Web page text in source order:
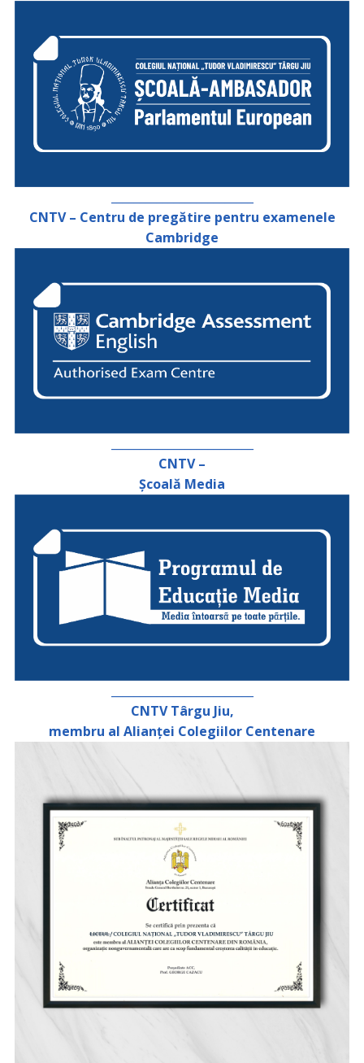
CNTV – Centru de pregătire pentru examenele
Cambridge
CNTV –
Școală Media
CNTV Târgu Jiu,
membru al Alianței Colegiilor Centenare